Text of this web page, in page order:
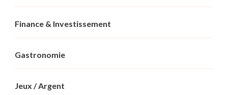
Finance & Investissement
Gastronomie
Jeux / Argent